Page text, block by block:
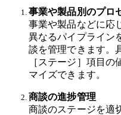
事業や製品別のプロ
事業や製品などに応
異なるパイプライン
談を管理できます。
［ステージ］項目
マイズできます。
商談の進捗管理
商談のステージを適